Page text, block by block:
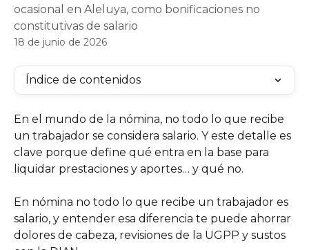
ocasional en Aleluya, como bonificaciones no
constitutivas de salario
18 de junio de 2026
Índice de contenidos
En el mundo de la nómina, no todo lo que recibe
un trabajador se considera salario. Y este detalle es
clave porque define qué entra en la base para
liquidar prestaciones y aportes… y qué no.
En nómina no todo lo que recibe un trabajador es
salario, y entender esa diferencia te puede ahorrar
dolores de cabeza, revisiones de la UGPP y sustos